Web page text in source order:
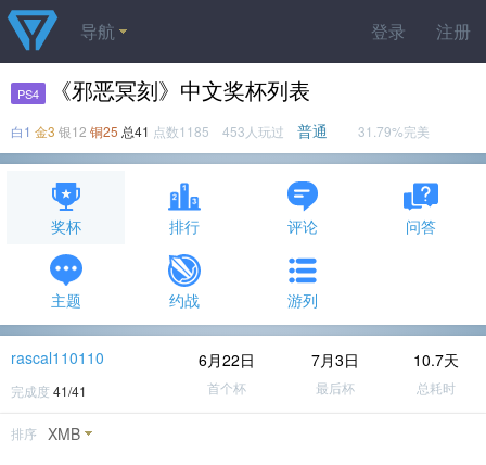
登录 注册
导航
PS4 《邪恶冥刻》中文奖杯列表
白1 金3 银12 铜25 总41 点数1185 453人玩过 普通 31.79%完美
奖杯 排行 评论 问答
主题 约战 游列
rascal110110
完成度 41/41
6月22日
首个杯
7月3日
最后杯
10.7天
总耗时
排序 XMB